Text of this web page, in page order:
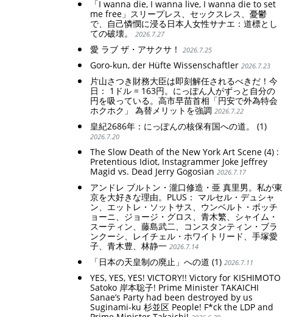
「I wanna die, I wanna live, I wanna die to set
me free」スリープレス、セックスレス、憂鬱
で、自己憐憫に浸る日本人女性サナエ：道標とし
ての破壊。
2026.7.27
愛 ラブ ザ・アサクサ！ 2026.7.25
Goro-kun, der Hüfte Wissenschaftler 2026.7.23
片山さつき財務大臣は即刻解任されるべきだ！今
日： 1ドル = 163円。にっぽん人がずっと自分の
円を吸っている。高市早苗首相「円安で外為特会
ホクホク」 為替メリットを強調 2026.7.22
皇紀2686年：にっぽんの核保有国への道。 (1)
2026.7.20
The Slow Death of the New York Art Scene (4) :
Pretentious Idiot, Instagrammer Joke Jeffrey
Magid vs. Dead Jerry Gogosian 2026.7.17
アンドレ ブルトン・瀧口修造・亜 真里男。私が東
京を大好きな理由。PLUS： マルセル・デュシャ
ン、エットレ・ソットサス、ウンベルト・ボッチ
ョーニ、ジョージ・グロス、青木繁、シャイム・
スーティン、藤島武二、コンスタンティン・ブラ
ンクーシ、レイチェル・ホワイトリード、手塚愛
子、青木豊、林静一 2026.7.14
「日本の天皇制の廃止」への道 (1) 2026.7.11
YES, YES, YES! VICTORY!! Victory for KISHIMOTO
Satoko 岸本聡子! Prime Minister TAKAICHI
Sanae’s Party had been destroyed by us
Suginami-ku 杉並区 People! F*ck the LDP and